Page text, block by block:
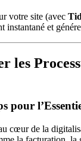
votre site (avec
et
les
pour
cœur de la